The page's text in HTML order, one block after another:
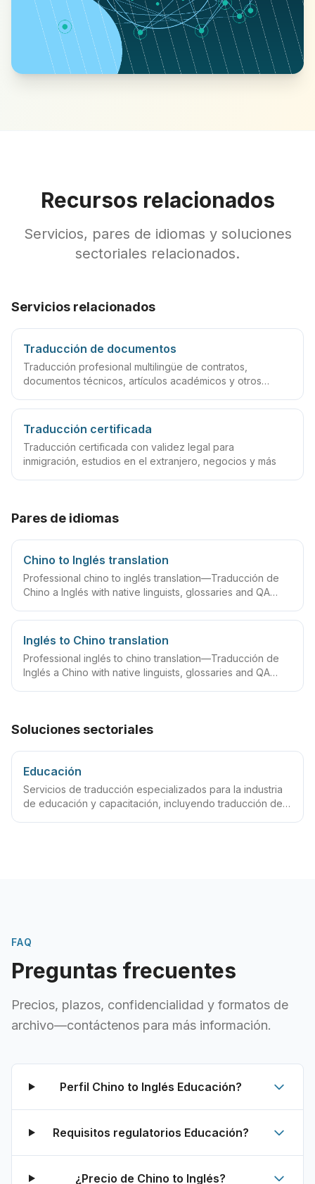
Recursos relacionados
Servicios, pares de idiomas y soluciones
sectoriales relacionados.
Servicios relacionados
Traducción de documentos
Traducción profesional multilingüe de contratos,
documentos técnicos, artículos académicos y otros
Traducción certificada
Traducción certificada con validez legal para
inmigración, estudios en el extranjero, negocios y más
Pares de idiomas
Chino to Inglés translation
Professional chino to inglés translation—Traducción de
Chino a Inglés with native linguists, glossaries and QA
Inglés to Chino translation
Professional inglés to chino translation—Traducción de
Inglés a Chino with native linguists, glossaries and QA
Soluciones sectoriales
Educación
Servicios de traducción especializados para la industria
de educación y capacitación, incluyendo traducción de
FAQ
Preguntas frecuentes
Precios, plazos, confidencialidad y formatos de
archivo—contáctenos para más información.
Perfil Chino to Inglés Educación?
Requisitos regulatorios Educación?
¿Precio de Chino to Inglés?